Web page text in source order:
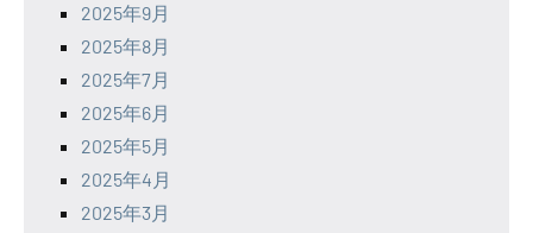
2025年9月
2025年8月
2025年7月
2025年6月
2025年5月
2025年4月
2025年3月